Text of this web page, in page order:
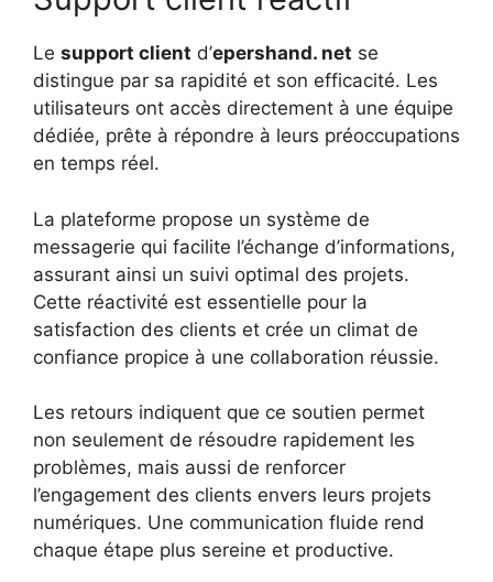
Le support client d’epershand. net se
distingue par sa rapidité et son efficacité. Les
utilisateurs ont accès directement à une équipe
dédiée, prête à répondre à leurs préoccupations
en temps réel.
La plateforme propose un système de
messagerie qui facilite l’échange d’informations,
assurant ainsi un suivi optimal des projets.
Cette réactivité est essentielle pour la
satisfaction des clients et crée un climat de
confiance propice à une collaboration réussie.
Les retours indiquent que ce soutien permet
non seulement de résoudre rapidement les
problèmes, mais aussi de renforcer
l’engagement des clients envers leurs projets
numériques. Une communication fluide rend
chaque étape plus sereine et productive.